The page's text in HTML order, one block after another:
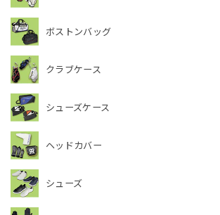
ボストンバッグ
クラブケース
シューズケース
ヘッドカバー
シューズ